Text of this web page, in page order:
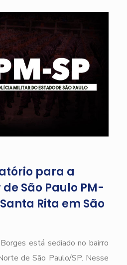
para a
São Paulo PM-
Rita em São
está sediado no bairro
de São Paulo/SP. Nesse